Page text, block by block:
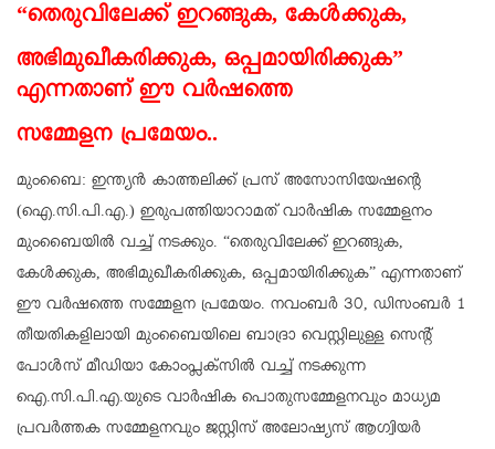
“തെരുവിലേക്ക് ഇറങ്ങുക, കേൾക്കുക,
അഭിമുഖീകരിക്കുക, ഒപ്പമായിരിക്കുക”
എന്നതാണ് ഈ വർഷത്തെ
സമ്മേളന പ്രമേയം..
മുംബൈ: ഇന്ത്യൻ കാത്തലിക്ക് പ്രസ് അസോസിയേഷന്റെ
(ഐ.സി.പി.എ.) ഇരുപത്തിയാറാമത് വാർഷിക സമ്മേളനം
മുംബൈയിൽ വച്ച് നടക്കും. “തെരുവിലേക്ക് ഇറങ്ങുക,
കേൾക്കുക, അഭിമുഖീകരിക്കുക, ഒപ്പമായിരിക്കുക” എന്നതാണ്
ഈ വർഷത്തെ സമ്മേളന പ്രമേയം. നവംബർ 30, ഡിസംബർ 1
തീയതികളിലായി മുംബൈയിലെ ബാദ്രാ വെസ്റ്റിലുള്ള സെന്റ്
പോൾസ് മീഡിയാ കോംപ്ലക്സിൽ വച്ച് നടക്കുന്ന
ഐ.സി.പി.എ.യുടെ വാർഷിക പൊതുസമ്മേളനവും മാധ്യമ
പ്രവർത്തക സമ്മേളനവും ജസ്റ്റിസ് അലോഷ്യസ് ആഗ്വിയർ